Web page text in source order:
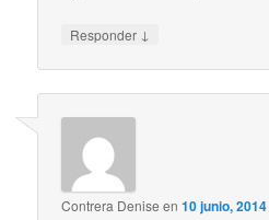
Responder ↓
Contrera Denise en10 junio,